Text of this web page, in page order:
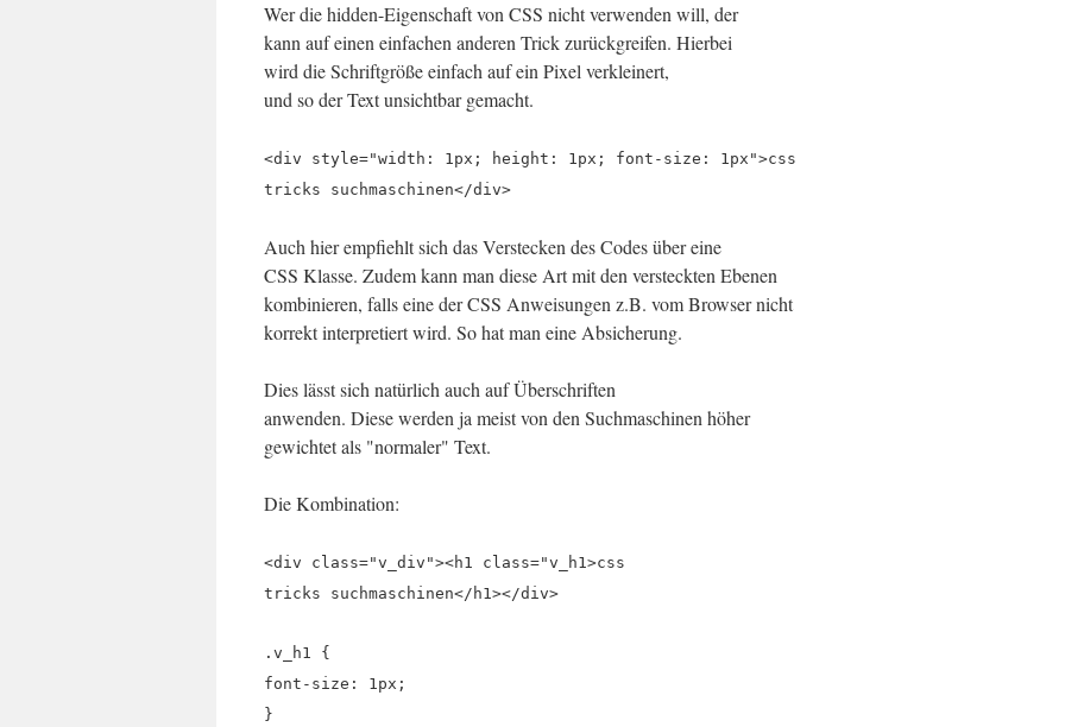
Wer die hidden-Eigenschaft von CSS nicht verwenden will, der
kann auf einen einfachen anderen Trick zurückgreifen. Hierbei
wird die Schriftgröße einfach auf ein Pixel verkleinert,
und so der Text unsichtbar gemacht.
<div style="width: 1px; height: 1px; font-size: 1px">css
tricks suchmaschinen</div>
Auch hier empfiehlt sich das Verstecken des Codes über eine
CSS Klasse. Zudem kann man diese Art mit den versteckten Ebenen
kombinieren, falls eine der CSS Anweisungen z.B. vom Browser nicht
korrekt interpretiert wird. So hat man eine Absicherung.
Dies lässt sich natürlich auch auf Überschriften
anwenden. Diese werden ja meist von den Suchmaschinen höher
gewichtet als "normaler" Text.
Die Kombination:
<div class="v_div"><h1 class="v_h1>css
tricks suchmaschinen</h1></div>
.v_h1 {
font-size: 1px;
}